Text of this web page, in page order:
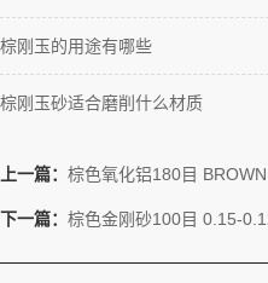
棕刚玉的用途有哪些
棕刚玉砂适合磨削什么材质
上一篇： 棕色氧化铝180目
下一篇： 棕色金刚砂100目 0.15-